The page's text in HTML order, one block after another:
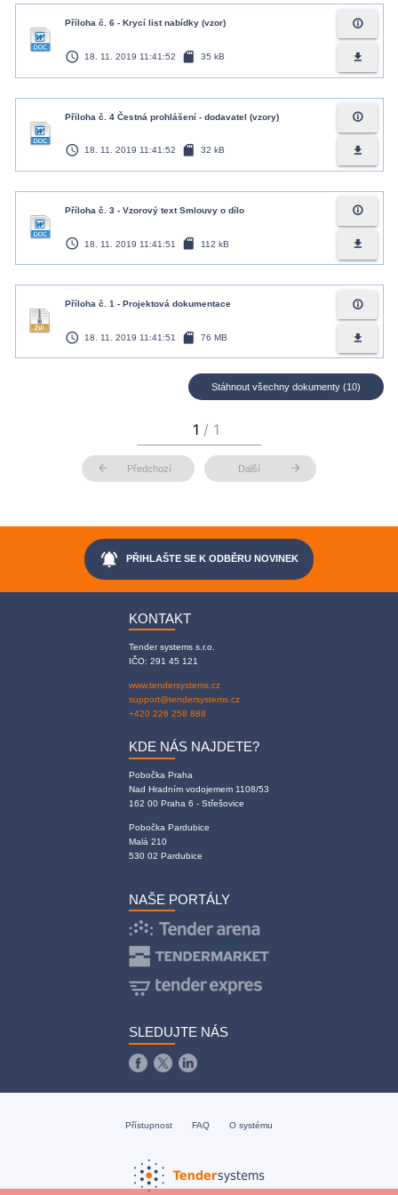
Příloha č. 6 - Krycí list nabídky (vzor)
access_time 18. 11. 2019 11:41:52 sd_card 35 kB
info_outline
file_download
Příloha č. 4 Čestná prohlášení - dodavatel (vzory)
access_time 18. 11. 2019 11:41:52 sd_card 32 kB
info_outline
file_download
Příloha č. 3 - Vzorový text Smlouvy o dílo
access_time 18. 11. 2019 11:41:51 sd_card 112 kB
info_outline
file_download
Příloha č. 1 - Projektová dokumentace
access_time 18. 11. 2019 11:41:51 sd_card 76 MB
info_outline
file_download
Stáhnout všechny dokumenty (10)
arrow_back Předchozí Další arrow_forward
notifications_active PŘIHLAŠTE SE K ODBĚRU NOVINEK
KONTAKT
Tender systems s.r.o.
IČO: 291 45 121
www.tendersystems.cz
support@tendersystems.cz
+420 226 258 888
KDE NÁS NAJDETE?
Pobočka Praha
Nad Hradním vodojemem 1108/53
162 00 Praha 6 - Střešovice
Pobočka Pardubice
Malá 210
530 02 Pardubice
NAŠE PORTÁLY
SLEDUJTE NÁS
Přístupnost FAQ O systému